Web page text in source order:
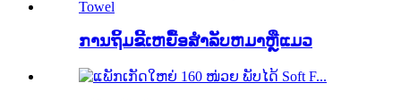
ການຖິ້ມຂີ້ເຫຍື້ອສໍາລັບຫມາຫຼືແມວ